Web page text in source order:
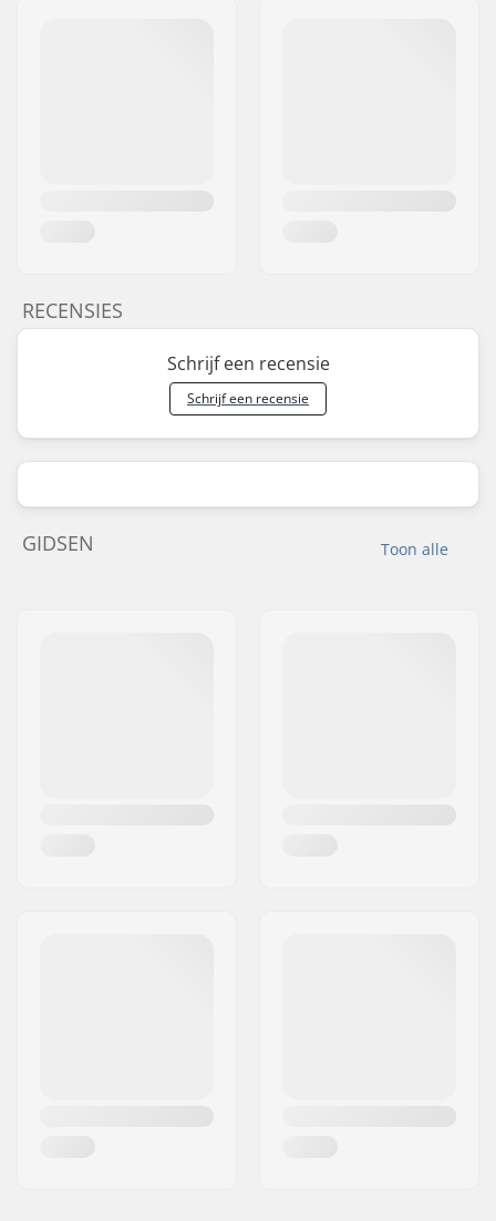
RECENSIES
Schrijf een recensie
Schrijf een recensie
Toon alle
GIDSEN